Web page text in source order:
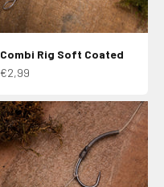
Combi Rig Soft Coated
Aanbiedingsprijs
€2,99